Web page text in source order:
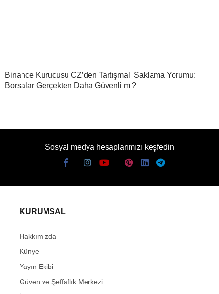
Binance Kurucusu CZ’den Tartışmalı Saklama Yorumu:
Borsalar Gerçekten Daha Güvenli mi?
Sosyal medya hesaplarımızı keşfedin
KURUMSAL
Hakkımızda
Künye
Yayın Ekibi
Güven ve Şeffaflık Merkezi